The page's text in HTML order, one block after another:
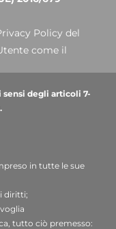
Policy del
come il
S.r.l, nella
tempore, con
- Limidi di
sensi degli articoli 7-
in tutte le sue
diritti;
tutto ciò premesso: